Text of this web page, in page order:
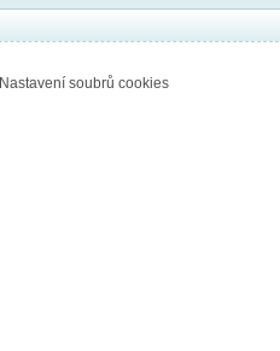
Nastavení soubrů cookies